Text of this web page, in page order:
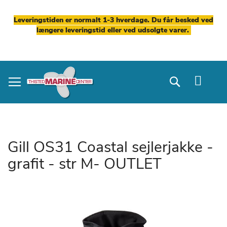
Leveringstiden er normalt 1-3 hverdage. Du får besked ved
længere leveringstid eller ved udsolgte varer.
to
Content
Search
Gill OS31 Coastal sejlerjakke -
grafit - str M- OUTLET